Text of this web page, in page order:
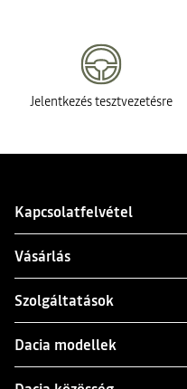
Jelentkezés tesztvezetésre
Kapcsolatfelvétel
Vásárlás
Szolgáltatások
Dacia modellek